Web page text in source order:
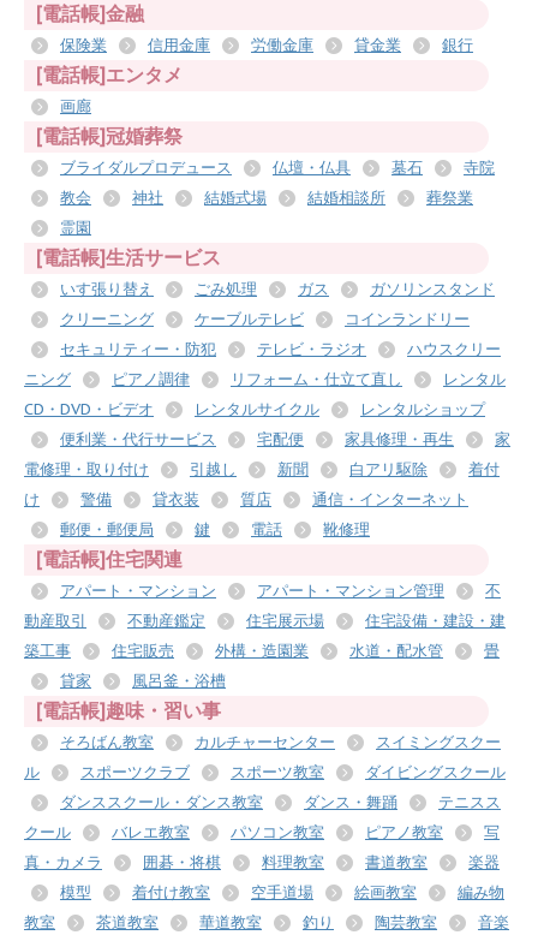
[電話帳]金融
保険業 信用金庫 労働金庫 貸金業 銀行
[電話帳]エンタメ
画廊
[電話帳]冠婚葬祭
ブライダルプロデュース 仏壇・仏具 墓石
寺院
教会
神社 結婚式場 結婚相談所
葬祭業
霊園
[電話帳]生活サービス
いす張り替え ごみ処理 ガス
ガソリンスタンド
クリーニング
ケーブルテレビ
コインランドリー
セキュリティー・防犯
テレビ・ラジオ
ハウスクリー
ニング
ピアノ調律 リフォーム・仕立て直し
レンタル
CD・DVD・ビデオ
レンタルサイクル
レンタルショップ
便利業・代行サービス
宅配便 家具修理・再生
家
電修理・取り付け
引越し 新聞 白アリ駆除
着付
け
警備 貸衣装 質店
通信・インターネット
郵便・郵便局
鍵 電話 靴修理
[電話帳]住宅関連
アパート・マンション アパート・マンション管理
不
動産取引
不動産鑑定 住宅展示場
住宅設備・建設・建
築工事
住宅販売 外構・造園業 水道・配水管
畳
貸家
風呂釜・浴槽
[電話帳]趣味・習い事
そろばん教室 カルチャーセンター
スイミングスクー
ル
スポーツクラブ スポーツ教室
ダイビングスクール
ダンススクール・ダンス教室
ダンス・舞踊
テニスス
クール
バレエ教室 パソコン教室 ピアノ教室
写
真・カメラ
囲碁・将棋 料理教室 書道教室
楽器
模型
着付け教室 空手道場 絵画教室
編み物
教室
茶道教室 華道教室 釣り 陶芸教室
音楽